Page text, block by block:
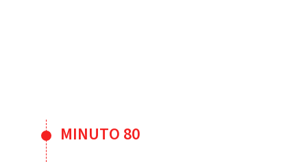
MINUTO 80